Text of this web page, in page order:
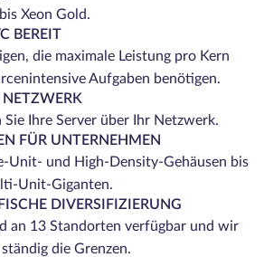
Xeon Gold.
BEREIT
die maximale Leistung pro Kern
Aufgaben benötigen.
NETZWERK
Sie Ihre Server über Ihr Netzwerk.
FÜR UNTERNEHMEN
Unit- und High-Density-Gehäusen bis
Unit-Giganten.
DIVERSIFIZIERUNG
an 13 Standorten verfügbar und wir
die Grenzen.